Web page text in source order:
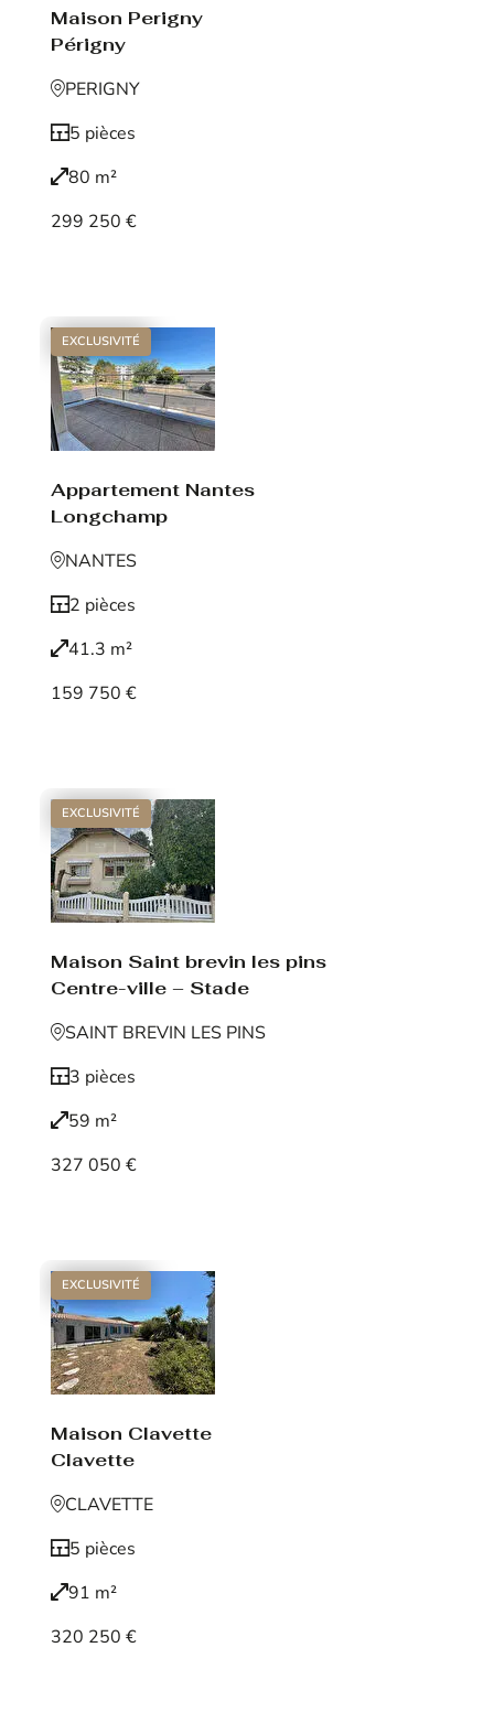
Maison Perigny
Périgny
PERIGNY
5 pièces
80 m²
299 250 €
EXCLUSIVITÉ
Appartement Nantes
Longchamp
NANTES
2 pièces
41.3 m²
159 750 €
EXCLUSIVITÉ
Maison Saint brevin les pins
Centre-ville – Stade
SAINT BREVIN LES PINS
3 pièces
59 m²
327 050 €
EXCLUSIVITÉ
Maison Clavette
Clavette
CLAVETTE
5 pièces
91 m²
320 250 €